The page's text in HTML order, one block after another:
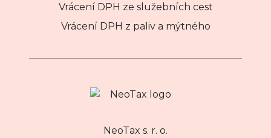
Vrácení DPH ze služebních cest
Vrácení DPH z paliv a mýtného
NeoTax s. r. o.